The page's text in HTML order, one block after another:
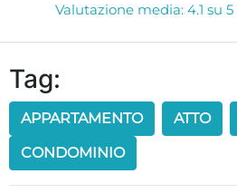
Valutazione media: 4.1 su 5
Tag:
APPARTAMENTO ATTO
CONDOMINIO